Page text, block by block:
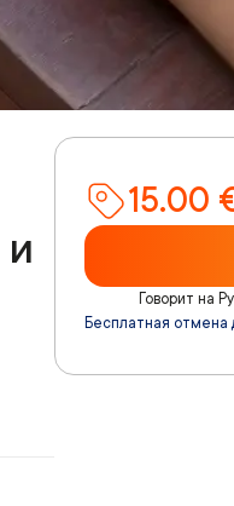
15.00
Говорит на
Бесплатная отмена